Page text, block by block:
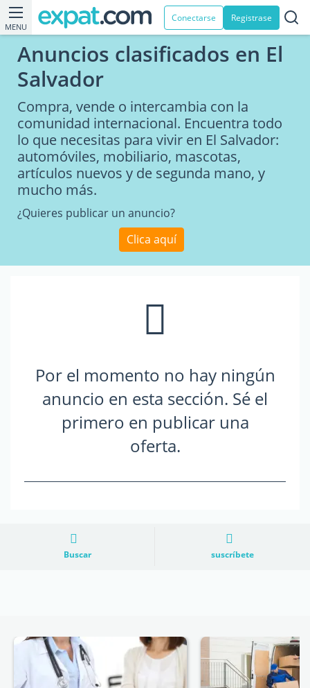
MENU
Conectarse Registrase
Anuncios clasificados en El
Salvador
Compra, vende o intercambia con la
comunidad internacional. Encuentra todo
lo que necesitas para vivir en El Salvador:
automóviles, mobiliario, mascotas,
artículos nuevos y de segunda mano, y
mucho más.
¿Quieres publicar un anuncio?
Clica aquí
Por el momento no hay ningún
anuncio en esta sección. Sé el
primero en publicar una
oferta.
Buscar suscríbete